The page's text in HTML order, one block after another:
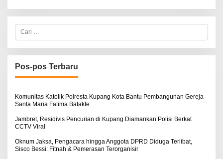
C
r
i
u
n
u
:
Pos-pos Terbaru
Komunitas Katolik Polresta Kupang Kota Bantu Pembangunan Gereja
Santa Maria Fatima Batakte
Jambret, Residivis Pencurian di Kupang Diamankan Polisi Berkat
CCTV Viral
Oknum Jaksa, Pengacara hingga Anggota DPRD Diduga Terlibat,
Sisco Bessi: Fitnah & Pemerasan Terorganisir